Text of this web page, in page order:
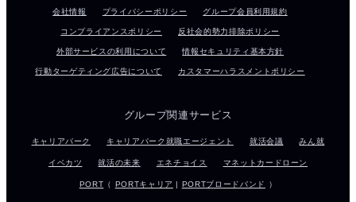
会社情報 プライバシーポリシー グループ会員利用規約
コンプライアンスポリシー 反社会的勢力排除ポリシー
外部サービスの利用について 情報セキュリティ基本方針
行動ターゲティング広告について カスタマーハラスメントポリシー